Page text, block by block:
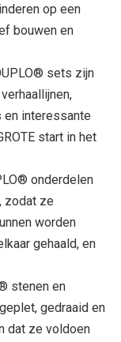
op een
bouwen en
sets zijn
en interessante
start in het
onderdelen
zodat ze
worden
gehaald, en
stenen en
gedraaid en
dat ze voldoen